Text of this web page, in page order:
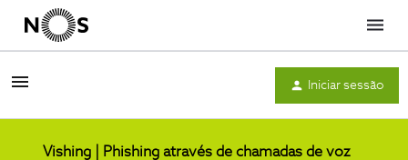
Menu
Iniciar sessão
Vishing | Phishing através de chamadas de voz